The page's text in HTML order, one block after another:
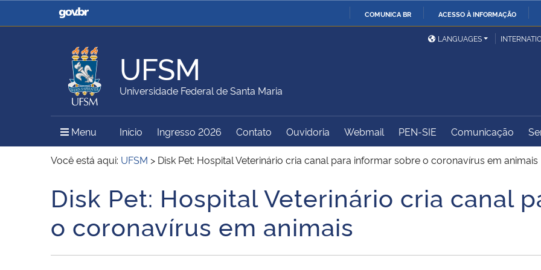
COMUNICA BR ACESSO À INFORMAÇÃO
Casa Civil
Ministério da Justiça e
Ministério da Defesa
Ministério das Relações
Exteriores
Ministério da Agricultura,
Pecuária e Abastecimento
Ministério da Educação
Ministério do Meio Ambiente Ministério do Turismo
Ministério do
Desenvolvimento Regional
Controladoria-Geral da
Secretaria de Governo
Gabinete de Segurança
Institucional
Advocacia-Geral da União Banco Central do Brasil
LANGUAGES
UFSM
Universidade Federal de Santa Maria
Menu Menu Principal do Sítio
Início Ingresso 2026 Contato Ouvidoria Webmail PEN-SIE Comunicação
Você está aqui: UFSM > Disk Pet: Hospital Veterinário cria canal para informar sobre o coronavírus em animais
Início do conteúdo
Disk Pet: Hospital Veterinário cria canal
o coronavírus em animais